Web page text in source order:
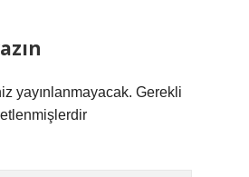
yayınlanmayacak. Gerekli